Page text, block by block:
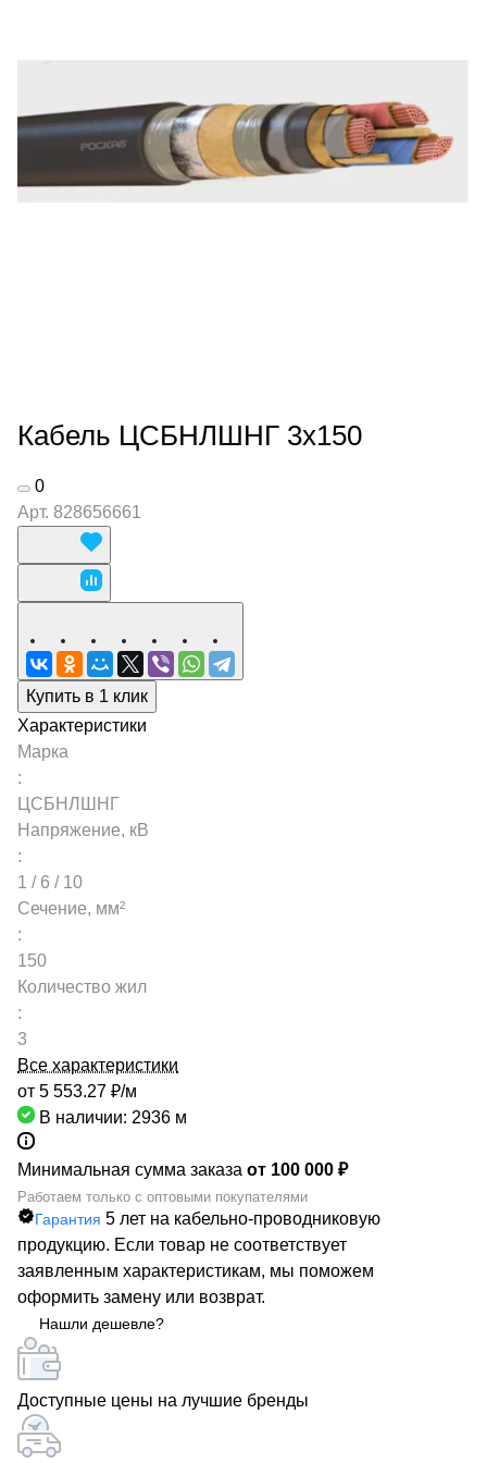
Кабель ЦСБНЛШНГ 3х150
0
Арт. 828656661
Купить в 1 клик
Характеристики
Марка
:
ЦСБНЛШНГ
Напряжение, кВ
:
1 / 6 / 10
Сечение, мм²
:
150
Количество жил
:
3
Все характеристики
от 5 553.27 ₽/м
В наличии: 2936 м
Минимальная сумма заказа от 100 000 ₽
Работаем только с оптовыми покупателями
Гарантия 5 лет на кабельно-проводниковую
продукцию. Если товар не соответствует
заявленным характеристикам, мы поможем
оформить замену или возврат.
Нашли дешевле?
Доступные цены на лучшие бренды